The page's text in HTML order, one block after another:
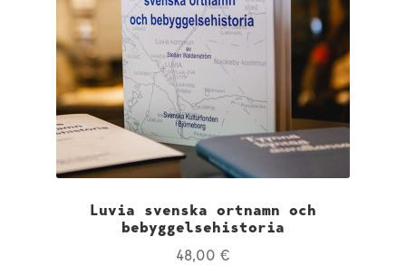
Luvia svenska ortnamn och
bebyggelsehistoria
48,00 €